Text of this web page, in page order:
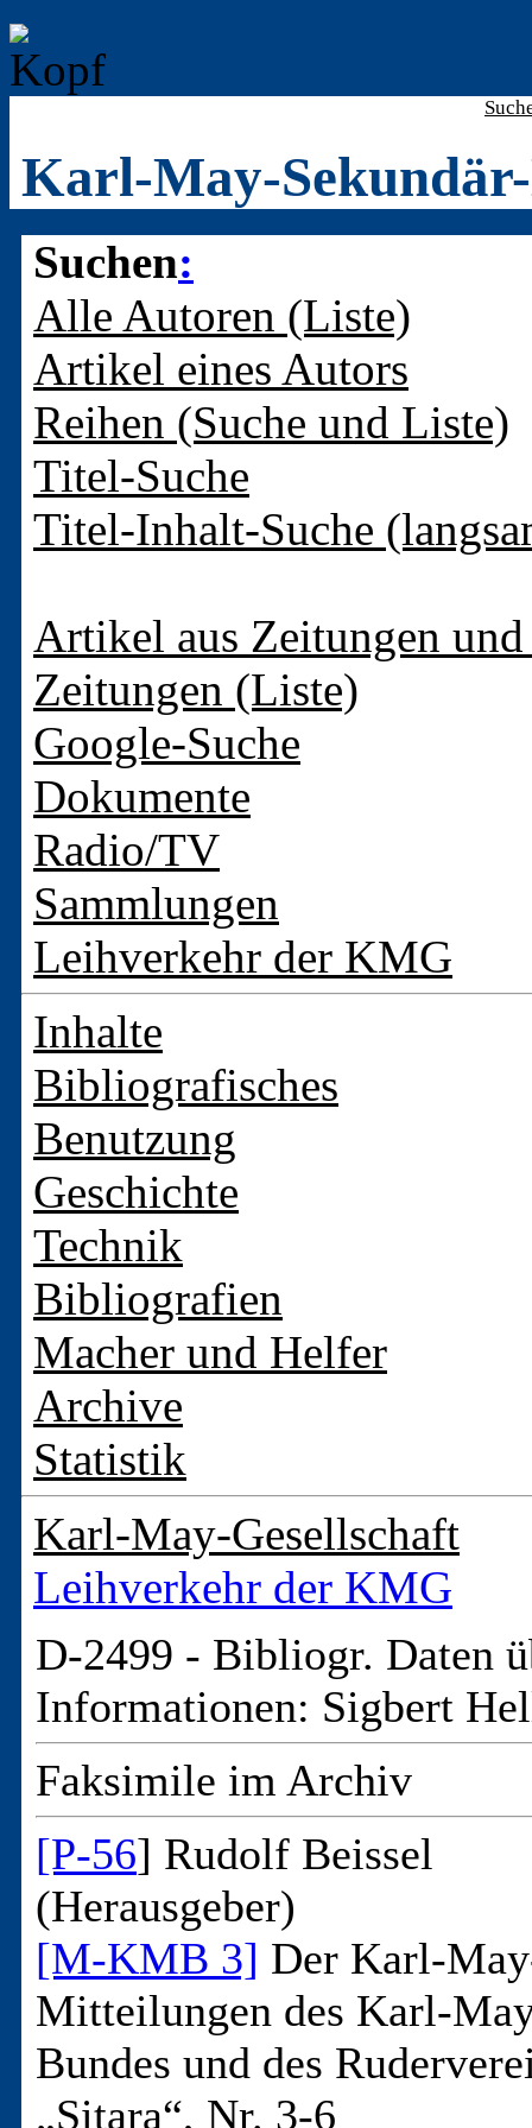
Karl-May-
Suchen:
Alle Autoren (Liste)
Artikel eines Autors
Reihen (Suche und Liste)
Titel-Suche
Titel-Inhalt-Suche
Artikel aus Zeitungen
Zeitungen (Liste)
Google-Suche
Dokumente
Radio/TV
Sammlungen
Leihverkehr der KMG
Inhalte
Bibliografisches
Benutzung
Geschichte
Technik
Bibliografien
Macher und Helfer
Archive
Statistik
Karl-May-Gesellschaft
Leihverkehr der KMG
D-2499 - Bibliogr. Daten
Informationen: Sigbert
Faksimile im Archiv
[P-56] Rudolf Beissel
(Herausgeber)
[M-KMB 3] Der Karl-
Mitteilungen des Karl-
Bundes und des
„Sitara“, Nr. 3-6